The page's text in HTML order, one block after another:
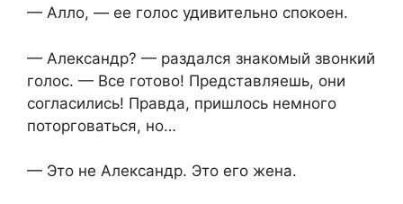
— Алло, — ее голос удивительно спокоен.
— Александр? — раздался знакомый звонкий
голос. — Все готово! Представляешь, они
согласились! Правда, пришлось немного
поторговаться, но…
— Это не Александр. Это его жена.